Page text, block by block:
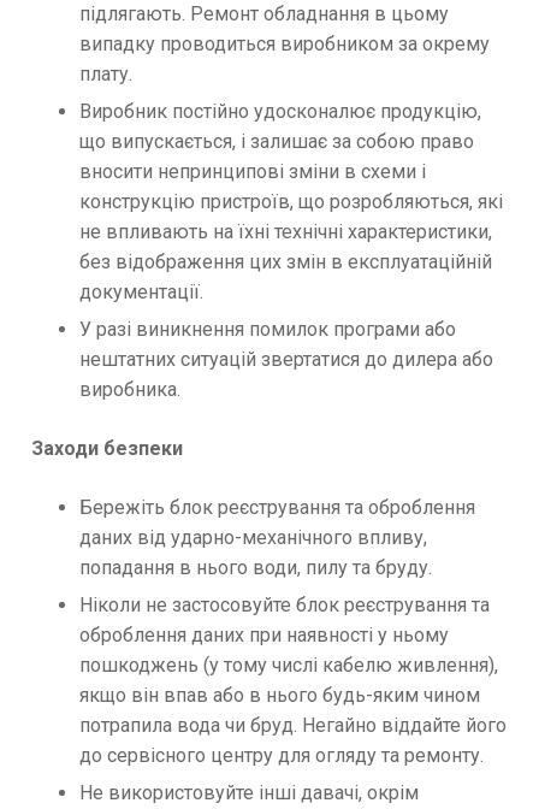
підлягають. Ремонт обладнання в цьому
випадку проводиться виробником за окрему
плату.
Виробник постійно удосконалює продукцію,
що випускається, і залишає за собою право
вносити непринципові зміни в схеми і
конструкцію пристроїв, що розробляються, які
не впливають на їхні технічні характеристики,
без відображення цих змін в експлуатаційній
документації.
У разі виникнення помилок програми або
нештатних ситуацій звертатися до дилера або
виробника.
Заходи безпеки
Бережіть блок реєстрування та оброблення
даних від ударно-механічного впливу,
попадання в нього води, пилу та бруду.
Ніколи не застосовуйте блок реєстрування та
оброблення даних при наявності у ньому
пошкоджень (у тому числі кабелю живлення),
якщо він впав або в нього будь-яким чином
потрапила вода чи бруд. Негайно віддайте його
до сервісного центру для огляду та ремонту.
Не використовуйте інші давачі, окрім